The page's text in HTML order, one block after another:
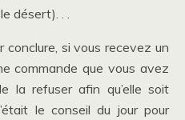
désert). . .
conclure, si vous recevez un
commande que vous avez
la refuser afin qu’elle soit
le conseil du jour pour